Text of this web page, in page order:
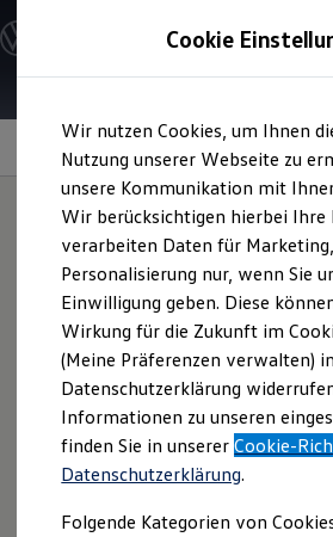
Hauptinhalt
springen
Footer
springen
Modelle & Konfigurator
Nutzfahrzeugkategorien
Modelle konfigurieren
Vorgängermodelle und
Vorgängermodelle
Oldtimer
Bulli Historie
Branchenlösungen &
Umbaulösungen und
Auf- und Umbauten
Groß- und Sonderkunden
Großkunden
Kommunen &
Journalisten
Sportvereine
Branchenlösungen
Bau & Handwerk
Gewerbliche
Service & mobile
Kurier, Logistik & Handel
Feuerwehr
Lichtdesign
Mehr Licht!
Cookie
Wir nutzen Cookies, um Ihnen
Nutzung unserer Webseite zu
unsere Kommunikation mit
Wir berücksichtigen hierbei Ihre
verarbeiten Daten für
Personalisierung nur, wenn Sie
Einwilligung geben. Diese
Wirkung für die Zukunft im
(Meine Präferenzen verwalten)
Datenschutzerklärung
Informationen zu unseren
finden Sie in unsererCookie-
Datenschutzerklärung.
Folgende Kategorien von